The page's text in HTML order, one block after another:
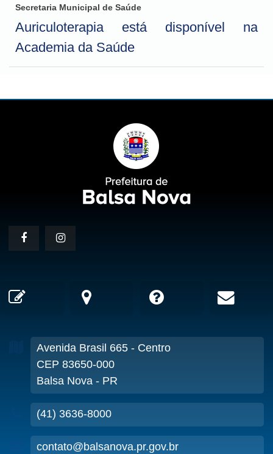
Secretaria Municipal de Saúde
Auriculoterapia está disponível na
Academia da Saúde
Avenida Brasil 665 - Centro
CEP 83650-000
Balsa Nova - PR
(41) 3636-8000
contato@balsanova.pr.gov.br